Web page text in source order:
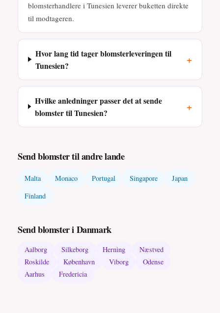
blomsterhandlere i Tunesien leverer buketten direkte
til modtageren.
Hvor lang tid tager blomsterleveringen til
Tunesien?
+
Hvilke anledninger passer det at sende
blomster til Tunesien?
+
Send blomster til andre lande
Malta Monaco Portugal Singapore
Japan
Finland
Send blomster i Danmark
Aalborg Silkeborg Herning
Næstved
Roskilde
København Viborg
Odense
Aarhus
Fredericia